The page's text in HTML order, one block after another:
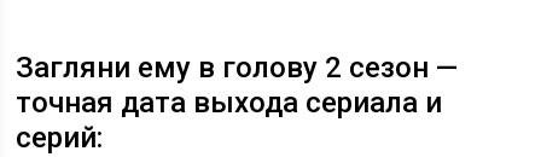
Загляни ему в голову 2 сезон —
точная дата выхода сериала и
серий: